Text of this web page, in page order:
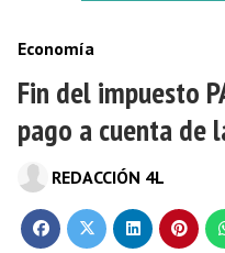
Fin del impuesto
pago a cuenta de
Economía
REDACCIÓN 4L